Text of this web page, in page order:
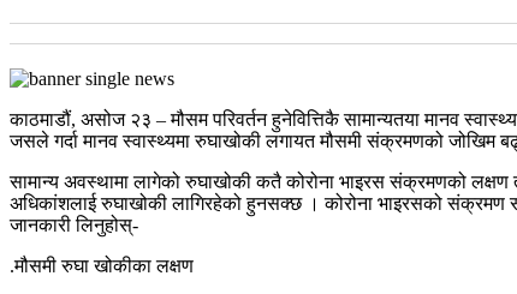
काठमाडौं, असोज २३ – मौसम परिवर्तन हुनेवित्तिकै सामान्यतया मानव
जसले गर्दा मानव स्वास्थ्यमा रुघाखोकी लगायत मौसमी संक्रमणको जोखिम
सामान्य अवस्थामा लागेको रुघाखोकी कतै कोरोना भाइरस संक्रमणको लक्षण
अधिकांशलाई रुघाखोकी लागिरहेको हुनसक्छ । कोरोना भाइरसको संक्रमण
जानकारी लिनुहोस्-
.मौसमी रुघा खोकीका लक्षण